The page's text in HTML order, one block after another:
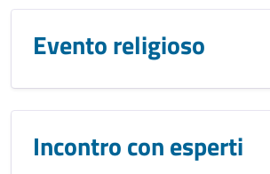
Evento religioso
Incontro con esperti